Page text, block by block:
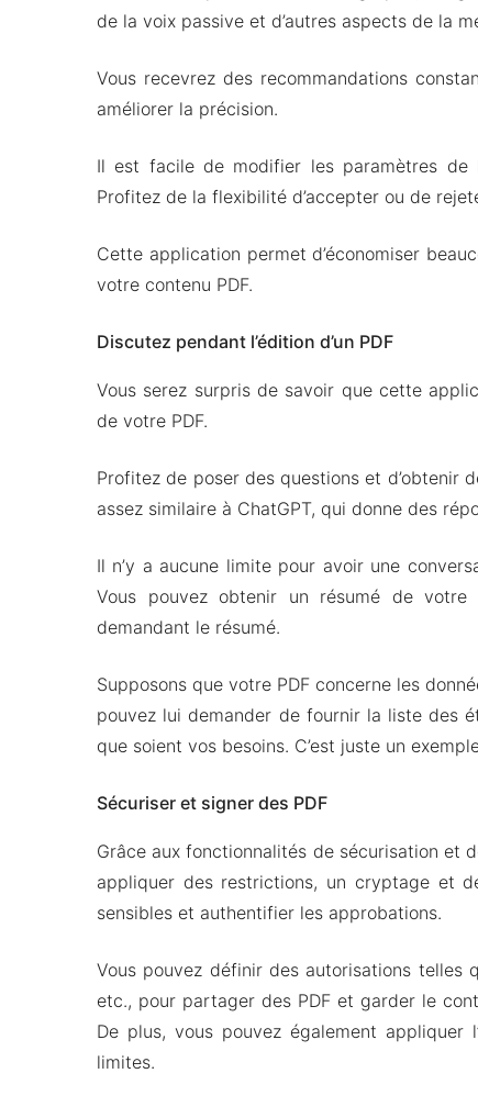
de la voix passive et d’autres aspects de la
Vous recevrez des recommandations
améliorer la précision.
Il est facile de modifier les paramètres de
Profitez de la flexibilité d’accepter ou de
Cette application permet d’économiser
votre contenu PDF.
Discutez pendant l’édition d’un PDF
Vous serez surpris de savoir que cette
de votre PDF.
Profitez de poser des questions et d’obtenir
assez similaire à ChatGPT, qui donne des
Il n’y a aucune limite pour avoir une
Vous pouvez obtenir un résumé de
demandant le résumé.
Supposons que votre PDF concerne les
pouvez lui demander de fournir la liste des
que soient vos besoins. C’est juste un
Sécuriser et signer des PDF
Grâce aux fonctionnalités de sécurisation et
appliquer des restrictions, un cryptage et
sensibles et authentifier les approbations.
Vous pouvez définir des autorisations telles
etc., pour partager des PDF et garder le
De plus, vous pouvez également appliquer
limites.